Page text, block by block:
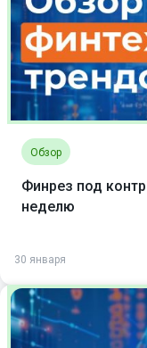
Обзор
Финрез под
неделю
30 января